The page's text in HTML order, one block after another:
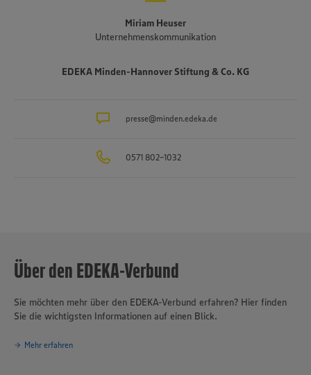
niederländischen bis an die polnische Grenze und umfasst Bremen,
Niedersachsen, einen Teil von Ostwestfalen-Lippe, Sachsen-Anhalt,
Kaufleuten. Zum Unternehmensverbund gehören mehrere
sowie das Traditionsunternehmen für Fischverarbeitung
in Sachen Nachhaltigkeit und Klimaschutz. Seit über 100 Jahren ist
verantwortungsvolles und nachhaltiges Handeln
Miriam Heuser
Unternehmenskommunikation
EDEKA Minden-Hannover Stiftung & Co. KG
presse@minden.edeka.de
0571 802-1032
Über den EDEKA-Verbund
Sie möchten mehr über den EDEKA-Verbund erfahren? Hier finden
Sie die wichtigsten Informationen auf einen Blick.
Mehr erfahren